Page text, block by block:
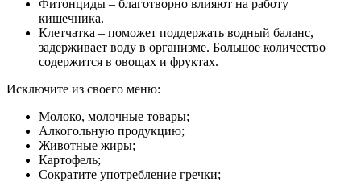
Фитонциды – благотворно влияют на работу
кишечника.
Клетчатка – поможет поддержать водный баланс,
задерживает воду в организме. Большое количество
содержится в овощах и фруктах.
Исключите из своего меню:
Молоко, молочные товары;
Алкогольную продукцию;
Животные жиры;
Картофель;
Сократите употребление гречки;